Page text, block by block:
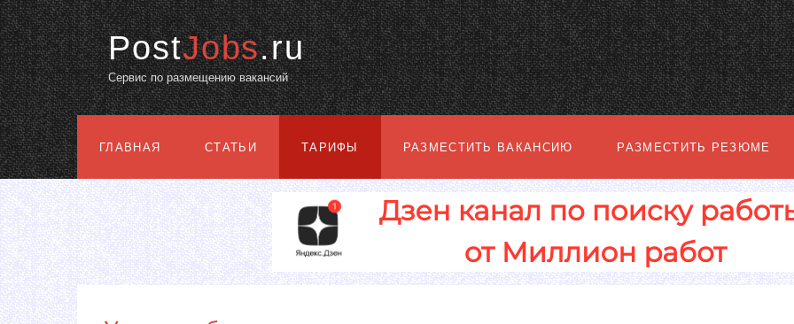
PostJobs.ru
Сервис по размещению вакансий
ГЛАВНАЯ СТАТЬИ ТАРИФЫ РАЗМЕСТИТЬ ВАКАНСИЮ РАЗМЕСТИТЬ РЕЗЮМЕ